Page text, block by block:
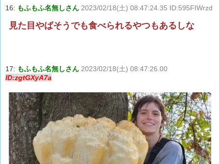
16: もふもふ名無しさん 2023/02/18(土) 08:47:24.35 ID:595FIWrzd
見た目やばそうでも食べられるやつもあるしな
17: もふもふ名無しさん 2023/02/18(土) 08:47:26.00
ID:zgtGXyA7a